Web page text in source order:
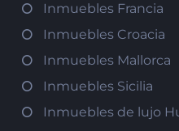
Inmuebles Francia
Inmuebles Croacia
Inmuebles Mallorca
Inmuebles Sicilia
Inmuebles de lujo